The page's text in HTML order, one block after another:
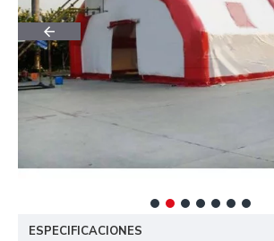
ESPECIFICACIONES